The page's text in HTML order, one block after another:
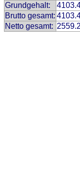
Grundgehalt:
Brutto gesamt:
Netto gesamt: